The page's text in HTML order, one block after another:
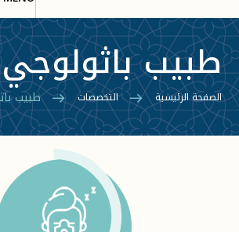
طبيب باثولوجي
الصفحة الرئيسية التخصصات طبيب